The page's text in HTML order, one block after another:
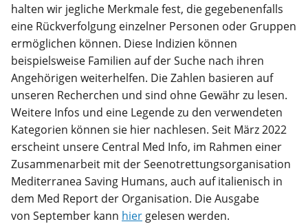
halten wir jegliche Merkmale fest, die gegebenenfalls
eine Rückverfolgung einzelner Personen oder Gruppen
ermöglichen können. Diese Indizien können
beispielsweise Familien auf der Suche nach ihren
Angehörigen weiterhelfen. Die Zahlen basieren auf
unseren Recherchen und sind ohne Gewähr zu lesen.
Weitere Infos und eine Legende zu den verwendeten
Kategorien können sie hier nachlesen. Seit März 2022
erscheint unsere Central Med Info, im Rahmen einer
Zusammenarbeit mit der Seenotrettungsorganisation
Mediterranea Saving Humans, auch auf italienisch in
dem Med Report der Organisation. Die Ausgabe
von September kann hier gelesen werden.